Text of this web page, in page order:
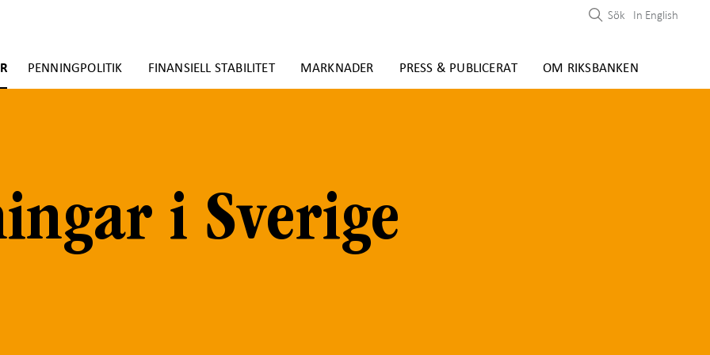
PENNINGPOLITIK FINANSIELL STABILITET MARKNADER PRESS & PUBLICERAT OM RIKSBANKEN
Sök In English
i Sverige